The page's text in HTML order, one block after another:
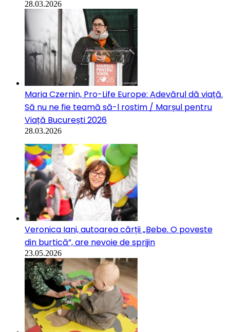
28.03.2026
Maria Czernin, Pro-Life Europe: Adevărul dă viață.
Să nu ne fie teamă să-l rostim / Marșul pentru
Viață București 2026
28.03.2026
Veronica Iani, autoarea cărții „Bebe. O poveste
din burtică”, are nevoie de sprijin
23.05.2026